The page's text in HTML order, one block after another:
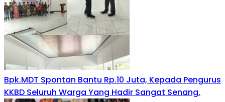
Bpk.MDT Spontan Bantu Rp.10 Juta, Kepada Pengurus
KKBD Seluruh Warga Yang Hadir Sangat Senang.